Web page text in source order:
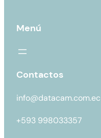
Menú
Contactos
info@datacam.com.ec
+593 998033357